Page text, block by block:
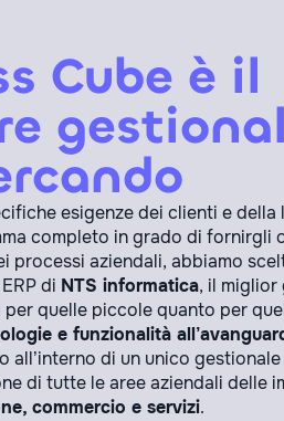
Cube è il
esigenze dei clienti e della
completo in grado di fornirgli
processi aziendali, abbiamo
di NTS informatica, il miglior
quelle piccole quanto per
e funzionalità
all’interno di un unico
di tutte le aree aziendali delle
commercio e servizi.